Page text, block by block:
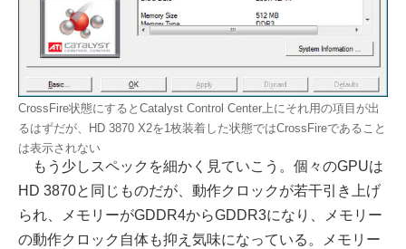
CrossFire状態にするとCatalyst Control Center上にそれ用の項目が出
るはずだが、HD 3870 X2を1枚装着した状態ではCrossFireであること
は表示されない
もう少しスペックを細かく見ていこう。個々のGPUは
HD 3870と同じものだが、動作クロックが若干引き上げ
られ、メモリーがGDDR4からGDDR3になり、メモリー
の動作クロック自体も抑え気味になっている。メモリー